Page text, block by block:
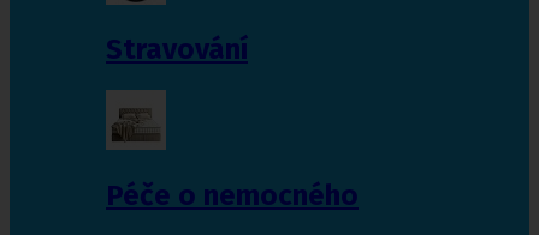
Stravování
Péče o nemocného